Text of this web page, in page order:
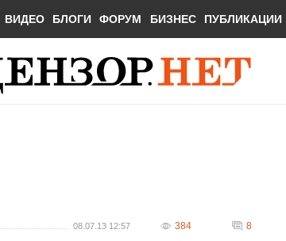
ВИДЕО БЛОГИ ФОРУМ БИЗНЕС ПУБЛИКАЦИИ
08.07.13 12:57 384 8